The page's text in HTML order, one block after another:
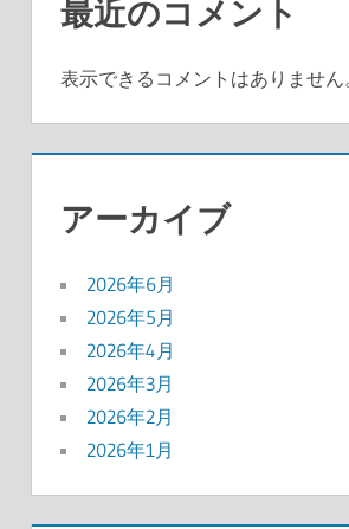
最近のコメント
表示できるコメントはありません
アーカイブ
2026年6月
2026年5月
2026年4月
2026年3月
2026年2月
2026年1月